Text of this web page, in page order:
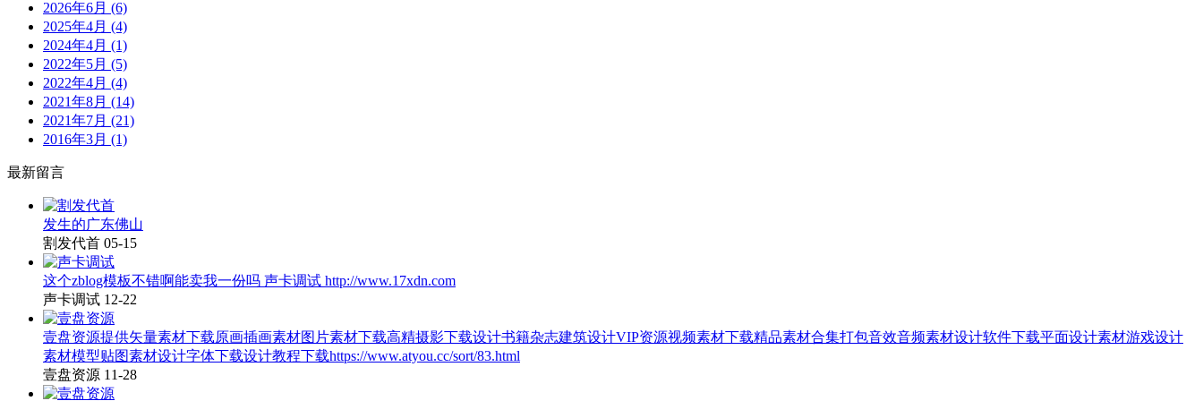
2026年6月 (6)
2025年4月 (4)
2024年4月 (1)
2022年5月 (5)
2022年4月 (4)
2021年8月 (14)
2021年7月 (21)
2016年3月 (1)
最新留言
发生的广东佛山
割发代首 05-15
这个zblog模板不错啊能卖我一份吗 声卡调试 http://www.17xdn.com
声卡调试 12-22
壹盘资源提供矢量素材下载原画插画素材图片素材下载高精摄影下载设计书籍杂志建筑设计VIP资源视频素材下载精品素材合集打包音效音频素材设计软件下载平面设计素材游戏设计
素材模型贴图素材设计字体下载设计教程下载https://www.atyou.cc/sort/83.html
壹盘资源 11-28